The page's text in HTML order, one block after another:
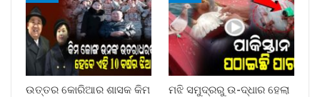
ଉତ୍ତର କୋରିଆର ଶାସକ କିମ
ମଝି ସମୁଦ୍ରରୁ ଉ-ଦ୍ଧାର ହେଲା